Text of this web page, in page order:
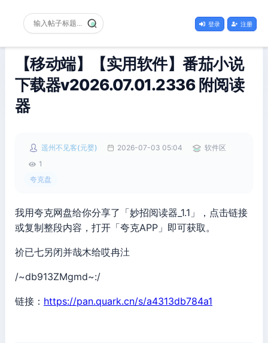
登录 注册
【移动端】【实用软件】番茄小说
下载器v2026.07.01.2336 附阅读
器
遥州不见客(元婴) 2026-07-03 05:04
软件区
1
夸克盘
我用夸克网盘给你分享了「妙招阅读器_1.1」，点击链接
或复制整段内容，打开「夸克APP」即可获取。
祄已七另闭并哉木给哎冉汢
/~db913ZMgmd~:/
链接： https://pan.quark.cn/s/a4313db784a1